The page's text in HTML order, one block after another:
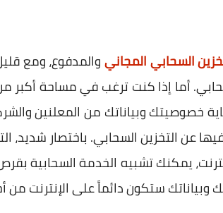
السحابي المجانيوالمدفوع، ومع
السحابي. أما إذا كنت ترغب في مساحة
وبياناتك من المعلنين
عن التخزين السحابي. باختصار شديد،
وبياناتك ستكون دائماً على الإنترنت من